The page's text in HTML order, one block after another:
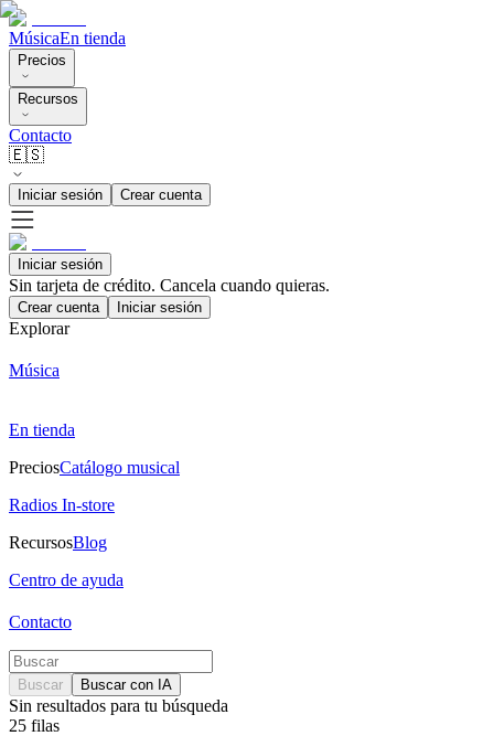
MúsicaEn tienda
Precios
Recursos
Contacto
🇪🇸
Iniciar sesión Crear cuenta
Iniciar sesión
Sin tarjeta de crédito. Cancela cuando quieras.
Crear cuenta Iniciar sesión
Explorar
Música
En tienda
PreciosCatálogo musical
Radios In-store
RecursosBlog
Centro de ayuda
Contacto
Buscar Buscar con IA
Sin resultados para tu búsqueda
25 filas